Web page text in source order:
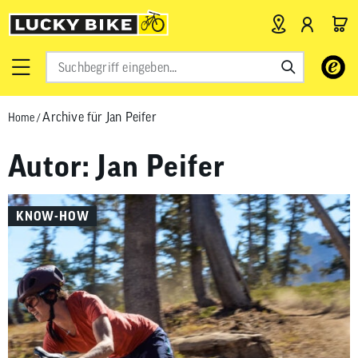
Verwende
Pfeile
um
das
Ergebnis
Drücke
die
um
Home/Archive für Jan Peifer
Autor: Jan Peifer
KNOW-HOW